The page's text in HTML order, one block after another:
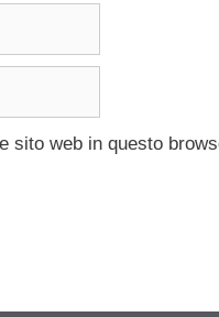
sito web in questo